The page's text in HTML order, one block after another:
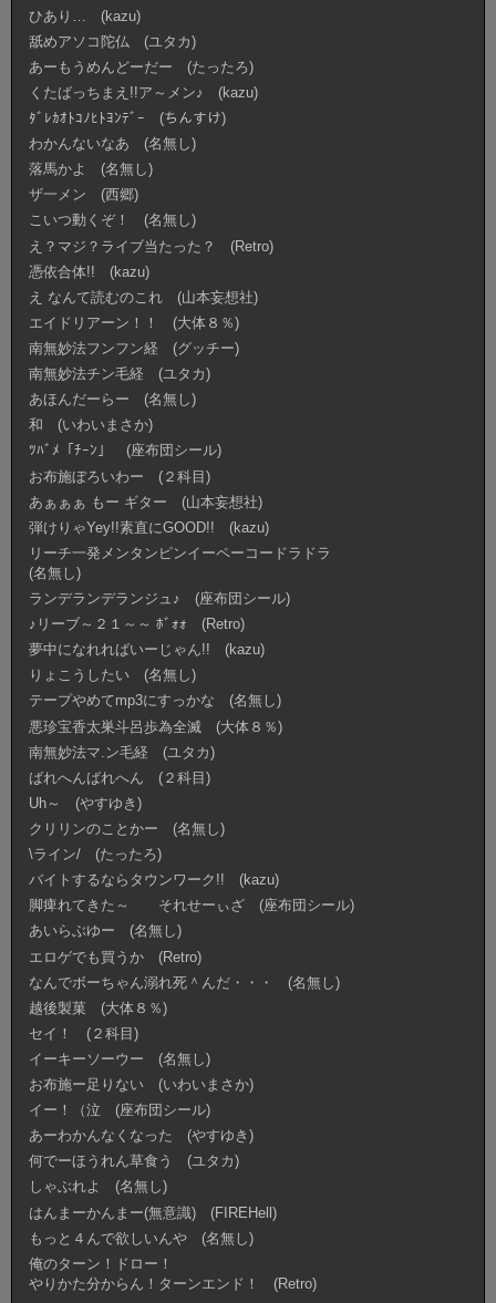
ひあり… (kazu)
舐めアソコ陀仏 (ユタカ)
あーもうめんどーだー (たったろ)
くたばっちまえ!!ア～メン♪ (kazu)
ﾀﾞﾚｶｵﾄｺﾉﾋﾄﾖﾝﾃﾞｰ (ちんすけ)
わかんないなあ (名無し)
落馬かよ (名無し)
ザ一メン (西郷)
こいつ動くぞ！ (名無し)
え？マジ？ライブ当たった？ (Retro)
憑依合体!! (kazu)
え なんて読むのこれ (山本妄想社)
エイドリアーン！！ (大体８％)
南無妙法フンフン経 (グッチー)
南無妙法チン毛経 (ユタカ)
あほんだーらー (名無し)
和 (いわいまさか)
ﾂﾊﾞﾒ「ﾁｰﾝ」 (座布団シール)
お布施ぼろいわー (２科目)
あぁぁぁ もー ギター (山本妄想社)
弾けりゃYey!!素直にGOOD!! (kazu)
リーチ一発メンタンピンイーペーコードラドラ
(名無し)
ランデランデランジュ♪ (座布団シール)
♪リーブ～２１～～ ﾎﾞｫｫ (Retro)
夢中になれればいーじゃん!! (kazu)
りょこうしたい (名無し)
テープやめてmp3にすっかな (名無し)
悪珍宝香太巣斗呂歩為全滅 (大体８％)
南無妙法マ.ン毛経 (ユタカ)
ばれへんばれへん (２科目)
Uh～ (やすゆき)
クリリンのことかー (名無し)
\ライン/ (たったろ)
バイトするならタウンワーク!! (kazu)
脚痺れてきた～ それせーぃざ (座布団シール)
あいらぶゆー (名無し)
エロゲでも買うか (Retro)
なんでボーちゃん溺れ死＾んだ・・・ (名無し)
越後製菓 (大体８％)
セイ！ (２科目)
イーキーソーウー (名無し)
お布施ー足りない (いわいまさか)
イー！（泣 (座布団シール)
あーわかんなくなった (やすゆき)
何でーほうれん草食う (ユタカ)
しゃぶれよ (名無し)
はんまーかんまー(無意識) (FIREHell)
もっと４んで欲しいんや (名無し)
俺のターン！ドロー！
やりかた分からん！ターンエンド！ (Retro)